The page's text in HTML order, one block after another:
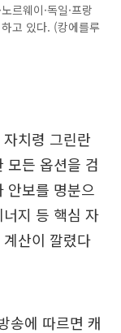
르웨이·독일·프랑
고 있다. (캉에를루
치령 그린란
모든 옵션을 검
안보를 명분으
지 등 핵심 자
산이 깔렸다
송에 따르면 캐